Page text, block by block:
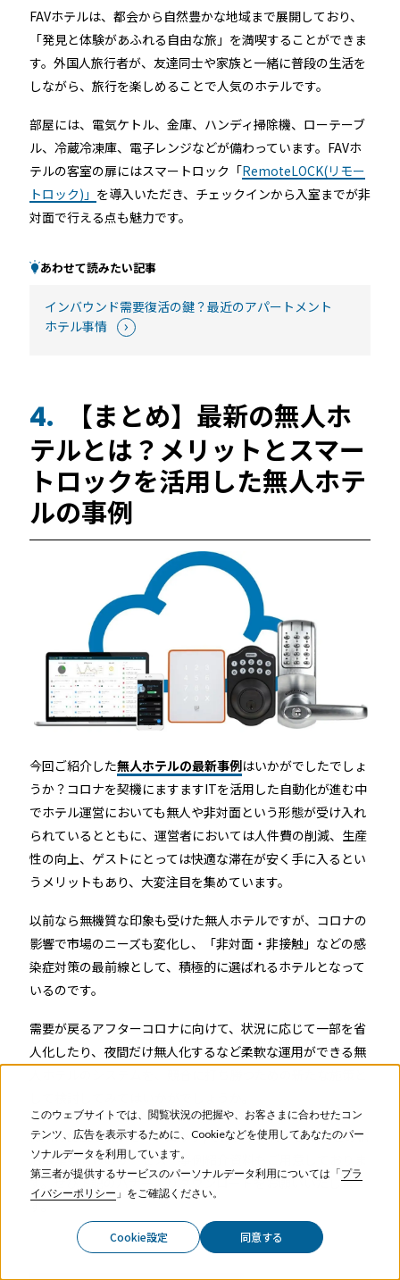
このウェブサイトでは、閲覧状況の把握や、お客さまに合わせたコン
テンツ、広告を表示するために、Cookieなどを使用してあなたのパー
ソナルデータを利用しています。
第三者が提供するサービスのパーソナルデータ利用については「プラ
イバシーポリシー 」をご確認ください。
Cookie設定 同意する
FAVホテルは、都会から自然豊かな地域まで展開しており、
「発見と体験があふれる自由な旅」を満喫することができま
す。外国人旅行者が、友達同士や家族と一緒に普段の生活を
しながら、旅行を楽しめることで人気のホテルです。
部屋には、 電気ケトル、金庫、ハンディ掃除機、ローテーブ
ル、冷蔵冷凍庫、電子レンジなどが備わっています。FAVホ
テルの客室の扉にはスマートロック「RemoteLOCK(リモー
トロック)」 を導入いただき、チェックインから入室までが非
対面で行える点も魅力です。
あわせて読みたい記事
インバウンド需要復活の鍵？最近のアパートメント
ホテル事情
4.
【まとめ】最新の無人ホ
テルとは？メリットとスマー
トロックを活用した無人ホテ
ルの事例
今回ご紹介した無人ホテルの最新事例はいかがでしたでしょ
うか？コロナを契機にますますITを活用した自動化が進む中
でホテル運営においても無人や非対面という形態が受け入れ
られているとともに、運営者においては人件費の削減、生産
性の向上、ゲストにとっては快適な滞在が安く手に入るとい
うメリットもあり、大変注目を集めています。
以前なら無機質な印象も受けた無人ホテルですが、コロナの
影響で市場のニーズも変化し、「非対面・非接触」などの感
染症対策の最前線として、積極的に選ばれるホテルとなって
いるのです。
需要が戻るアフターコロナに向けて、状況に応じて一部を省
人化したり、夜間だけ無人化するなど柔軟な運用ができる無
RemoteLOCK(リモートロック)では、ホテルや民泊などの宿
泊事業者向けのサービス・事例紹介資料もご用意しておりま
す。ぜひ下記のバナーよりダウンロードをお願いいたしま
す。